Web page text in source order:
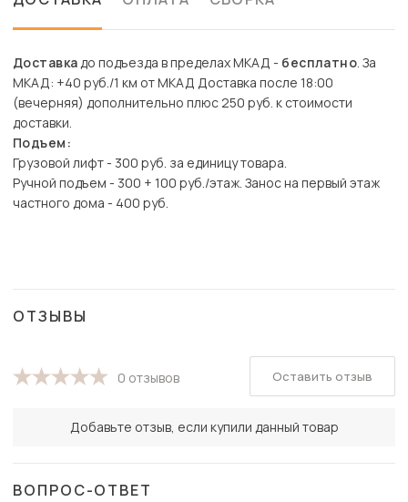
Доставкадо подъезда в пределах МКАД - бесплатно. За
МКАД: +40 руб./1 км от МКАД Доставка после 18:00
(вечерняя) дополнительно плюс 250 руб. к стоимости
доставки.
Подъем:
Грузовой лифт - 300 руб. за единицу товара.
Ручной подъем - 300 + 100 руб./этаж. Занос на первый этаж
частного дома - 400 руб.
ОТЗЫВЫ
0 отзывов
Добавьте отзыв, если купили данный товар
Оставить отзыв
ВОПРОС-ОТВЕТ